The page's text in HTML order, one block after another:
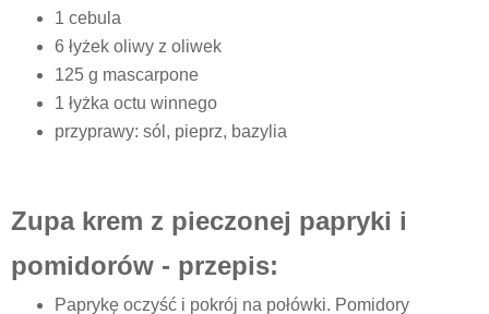
1 cebula
6 łyżek oliwy z oliwek
125 g mascarpone
1 łyżka octu winnego
przyprawy: sól, pieprz, bazylia
Zupa krem z pieczonej papryki i
pomidorów - przepis:
Paprykę oczyść i pokrój na połówki. Pomidory